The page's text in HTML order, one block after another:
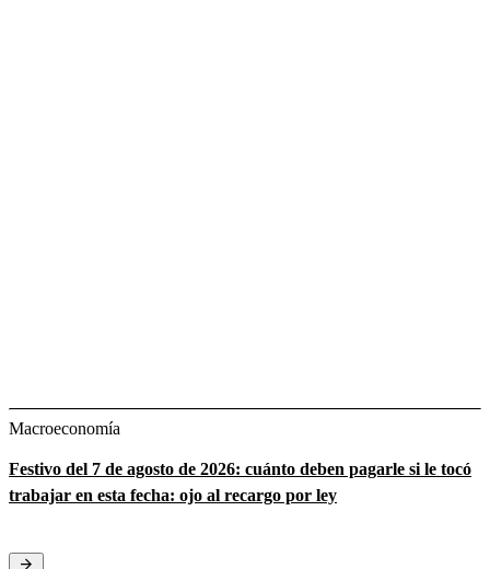
Macroeconomía
Festivo del 7 de agosto de 2026: cuánto deben pagarle si le tocó
trabajar en esta fecha: ojo al recargo por ley